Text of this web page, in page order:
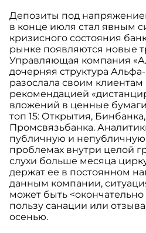
Депозиты под
в конце июля стал явным
кризисного состояния
рынке появляются новые
Управляющая компания
дочерняя структура
разослала своим
рекомендацией
вложений в ценные
топ 15: Открытия,
Промсвязьбанка.
публичную и
проблемах внутри целой
слухи больше месяца
держат ее в постоянном
данным компании,
может быть
пользу санации или
осенью.